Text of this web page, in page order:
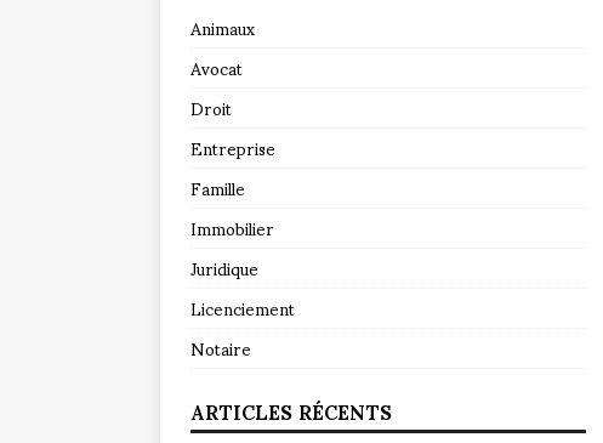
Animaux
Avocat
Droit
Entreprise
Famille
Immobilier
Juridique
Licenciement
Notaire
ARTICLES RÉCENTS